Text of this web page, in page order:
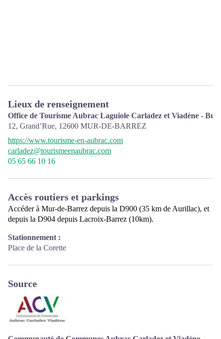
Lieux de renseignement
Office de Tourisme Aubrac Laguiole Carladez et Viadène -
12, Grand’Rue, 12600 MUR-DE-BARREZ
https://www.tourisme-en-aubrac.com
carladez@tourismeenaubrac.com
05 65 66 10 16
Accès routiers et parkings
Accéder à Mur-de-Barrez depuis la D900 (35 km de Aurillac), et
depuis la D904 depuis Lacroix-Barrez (10km).
Stationnement :
Place de la Corette
Source